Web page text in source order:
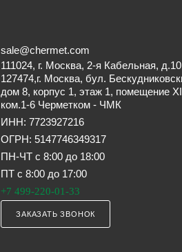
sale@chermet.com
111024, г. Москва, 2-я Кабельная, д.10
127474,г. Москва, бул.
дом 8, корпус 1, этаж 1, помещение
ком.1-6 Черметком - ЧМК
ИНН: 7723927216
ОГРН: 5147746349317
ПН-ЧТ с 8:00 до 18:00
ПТ с 8:00 до 17:00
+7 499-220-01-33
ЗАКАЗАТЬ ЗВОНОК